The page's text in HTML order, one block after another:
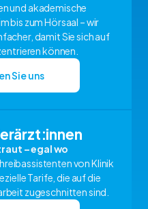
und akademische
bis zum Hörsaal – wir
damit Sie sich auf
können.
Sie uns
– egal wo
von Klinik
Tarife, die auf die
zugeschnitten sind.